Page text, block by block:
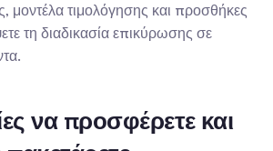
μοντέλα τιμολόγησης και προσθήκες
τη διαδικασία επικύρωσης σε
να προσφέρετε και